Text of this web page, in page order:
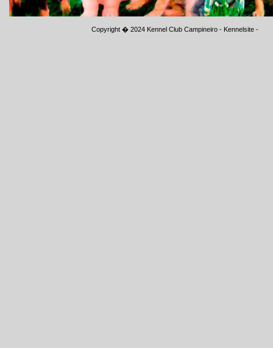
Copyright � 2024 Kennel Club Campineiro - Kennelsite -